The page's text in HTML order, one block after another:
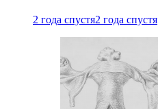
2 года спустя2 года спустя